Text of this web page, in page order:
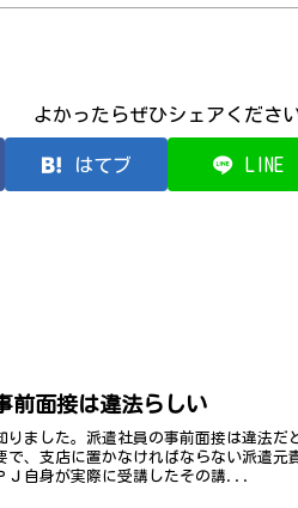
よかったらぜひシェアくださ
はてブ LINE
前面接は違法らしい
りました。派遣社員の事前面接は違法
で、支店に置かなければならない派遣
Ｊ自身が実際に受講したその講...